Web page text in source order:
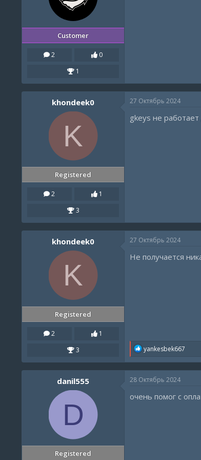
Customer
2
0
1
khondeek0
K
Registered
2
1
3
27 Октябрь 2024
gkeys не работает
khondeek0
K
Registered
2
1
3
27 Октябрь 2024
Не получается
R
a
c
t
o
yankesbek667
danil555
D
Registered
28 Октябрь 2024
очень помог с